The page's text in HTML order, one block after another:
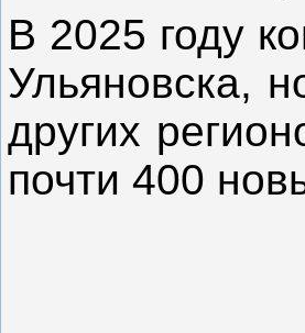
В 2025 году
Ульяновска,
других
почти 400